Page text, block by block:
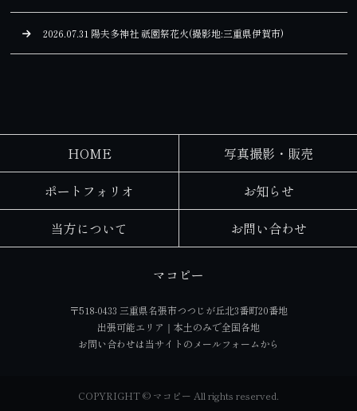
2026.07.31 陽夫多神社 祇園祭花火(撮影地:三重県伊賀市)
HOME
写真撮影・販売
ポートフォリオ
お知らせ
当方について
お問い合わせ
マコピー
〒518-0433 三重県名張市つつじが丘北3番町20番地
出張可能エリア｜本土のみで全国各地
お問い合わせは当サイトの メールフォームから
COPYRIGHT © マコピー All rights reserved.